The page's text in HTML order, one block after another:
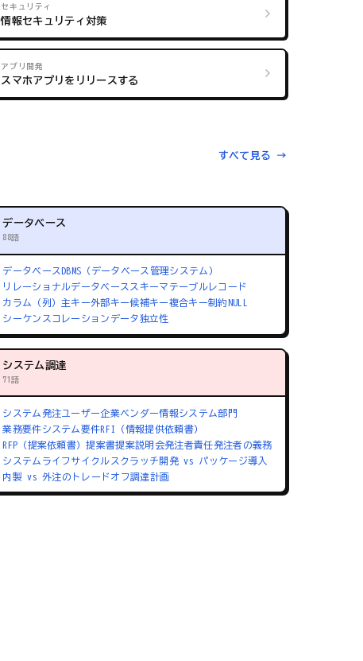
セキュリティ
情報セキュリティ対策
アプリ開発
スマホアプリをリリースする
すべて見る →
データベース
88語
データベースDBMS（データベース管理システム）
リレーショナルデータベース スキーマ テーブルレコード
カラム（列）主キー外部キー候補キー複合キー制約NULL
シーケンス コレーションデータ独立性
システム調達
71語
システム発注ユーザー企業ベンダー情報システム部門
業務要件システム要件RFI（情報提供依頼書）
RFP（提案依頼書）提案書提案説明会発注者責任発注者の義務
システムライフサイクル スクラッチ開発 vs パッケージ導入
内製 vs 外注のトレードオフ調達計画